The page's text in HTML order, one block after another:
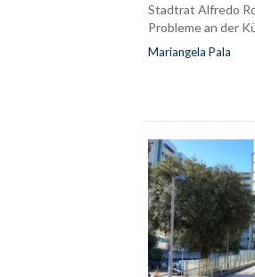
Stadtrat Alfredo
Probleme an der
Mariangela Pala